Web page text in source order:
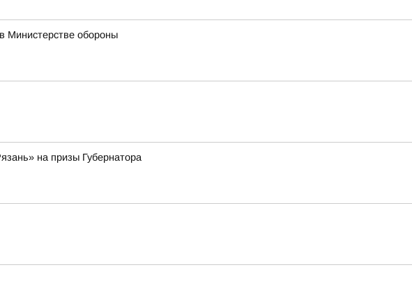
Министерстве обороны
на призы Губернатора